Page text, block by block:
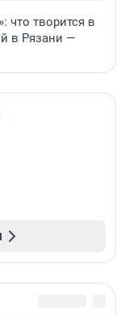
что творится в
в Рязани —